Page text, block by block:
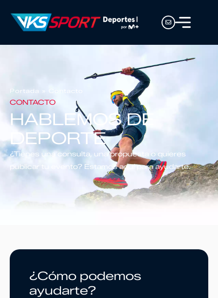
Portada » Contacto
CONTACTO
HABLEMOS DE
DEPORTE
¿Tienes una consulta, una propuesta o quieres
publicar tu evento? Estamos aquí para ayudarte.
¿Cómo podemos
ayudarte?